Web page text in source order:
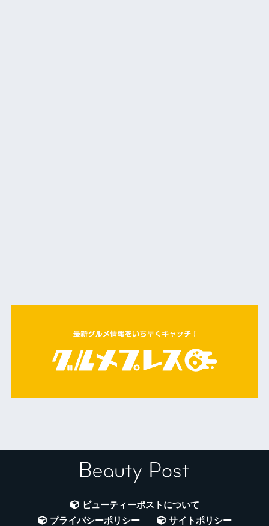
ビューティーポストについて
プライバシーポリシー
サイトポリシー